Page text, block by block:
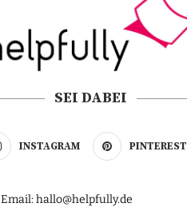
SEI DABEI
INSTAGRAM PINTEREST
Email: hallo@helpfully.de